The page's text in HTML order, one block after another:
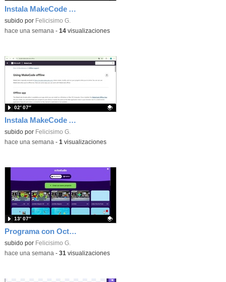
Instala MakeCode Arcade para trabajar offline en tu tablet, ordenador, Chromebook
Contenido educativo.
subido por Felicisimo G.
-hace una semana - 14visualizaciones
Instala MakeCode Arcade offline para programar grandes juegos sin necesidad de Internet
Contenido educativo.
subido por Felicisimo G.
02′ 07″
-hace una semana - 1 visualizaciones
Programa con OctoStudio, un juego de disparos contra Zombies con un cargador basado en el House of the dead
Contenido educativo.
subido por Felicisimo G.
13′ 07″
-hace una semana - 31 visualizaciones